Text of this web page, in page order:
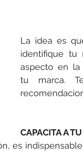
La idea es
identifique tu
aspecto en la
tu marca.
CAPACITA A
es